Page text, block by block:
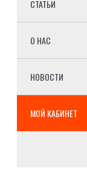
СТАТЬИ
О НАС
НОВОСТИ
МОЙ КАБИНЕТ